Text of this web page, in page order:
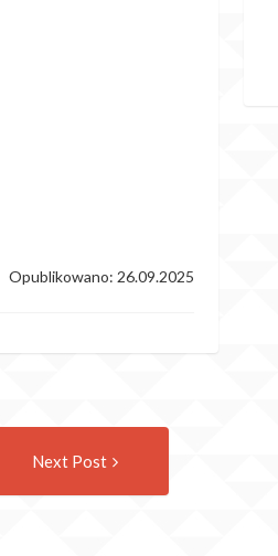
Opublikowano: 26.09.2025
Next Post